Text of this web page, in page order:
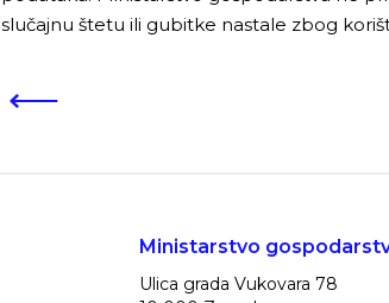
slučajnu štetu ili gubitke nastale zbog
⟵
Ministarstvo
Ulica grada Vukovara 78